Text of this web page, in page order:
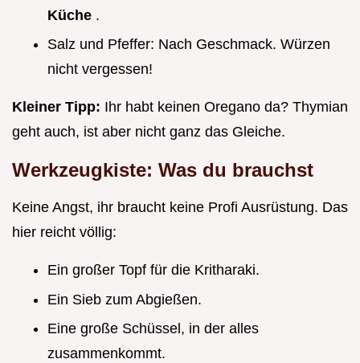
Küche .
Salz und Pfeffer: Nach Geschmack. Würzen
nicht vergessen!
Kleiner Tipp: Ihr habt keinen Oregano da? Thymian
geht auch, ist aber nicht ganz das Gleiche.
Werkzeugkiste: Was du brauchst
Keine Angst, ihr braucht keine Profi Ausrüstung. Das
hier reicht völlig:
Ein großer Topf für die Kritharaki.
Ein Sieb zum Abgießen.
Eine große Schüssel, in der alles
zusammenkommt.